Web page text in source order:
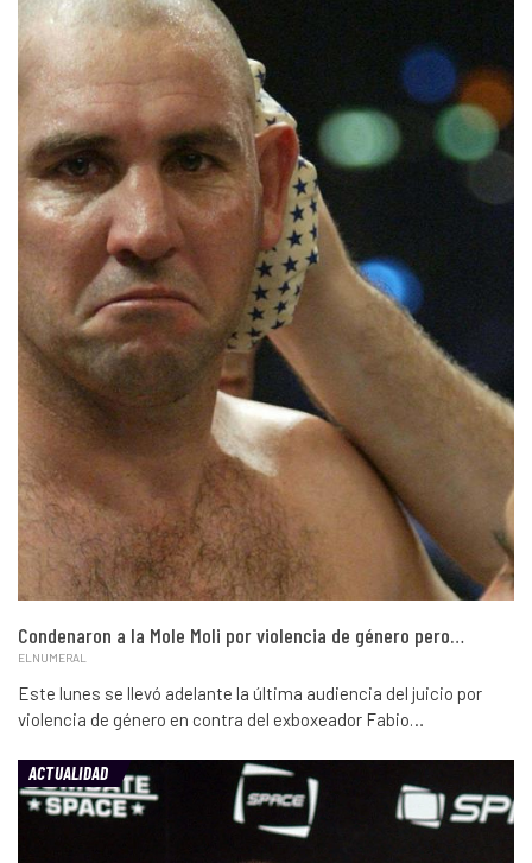
Condenaron a la Mole Moli por violencia de género pero…
ELNUMERAL
Este lunes se llevó adelante la última audiencia del juicio por
violencia de género en contra del exboxeador Fabio…
ACTUALIDAD